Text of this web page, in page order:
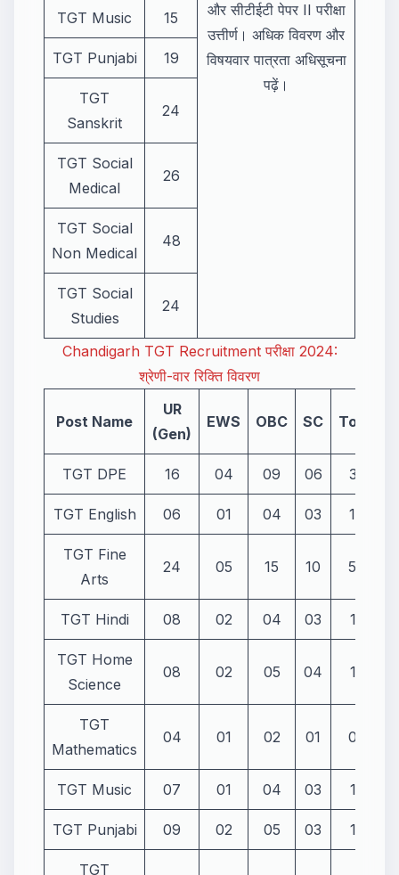
और सीटीईटी पेपर II परीक्षा
उत्तीर्ण। अधिक विवरण और
विषयवार पात्रता अधिसूचना
पढ़ें।
TGT Music 15
TGT Punjabi 19
TGT
Sanskrit
24
TGT Social
Medical
26
TGT Social
Non Medical
48
TGT Social
Studies
24
Chandigarh TGT Recruitment परीक्षा 2024:
श्रेणी-वार रिक्ति विवरण
Post Name
UR
(Gen)
EWS OBC SC Total
TGT DPE 16 04 09 06 35
TGT English 06 01 04 03 14
TGT Fine
Arts
24 05 15 10 54
TGT Hindi 08 02 04 03 17
TGT Home
Science
08 02 05 04 19
TGT
Mathematics
04 01 02 01 08
TGT Music 07 01 04 03 15
TGT Punjabi 09 02 05 03 19
TGT